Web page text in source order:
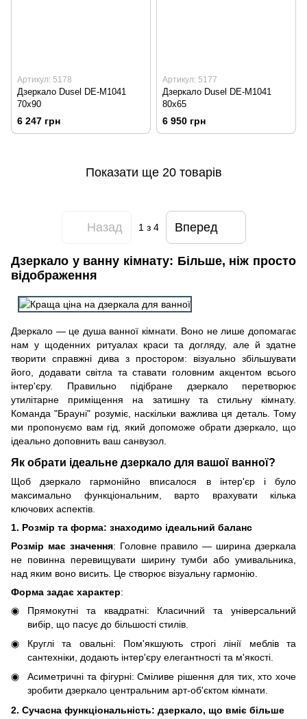
Артикул: 5178
Дзеркало Dusel DE-M1041
70x90
6 247 грн
Артикул: 5177
Дзеркало Dusel DE-M1041
80x65
6 950 грн
Показати ще 20 товарів
Назад 1з 4 Вперед
Дзеркало у ванну кімнату: Більше, ніж просто
відображення
Дзеркало — це душа ванної кімнати. Воно не лише допомагає
нам у щоденних ритуалах краси та догляду, але й здатне
творити справжні дива з простором: візуально збільшувати
його, додавати світла та ставати головним акцентом всього
інтер'єру. Правильно підібране дзеркало перетворює
утилітарне приміщення на затишну та стильну кімнату.
Команда "Брауні" розуміє, наскільки важлива ця деталь. Тому
ми пропонуємо вам гід, який допоможе обрати дзеркало, що
ідеально доповнить ваш санвузол.
Як обрати ідеальне дзеркало для вашої ванної?
Щоб дзеркало гармонійно вписалося в інтер'єр і було
максимально функціональним, варто врахувати кілька
ключових аспектів.
1. Розмір та форма: знаходимо ідеальний баланс
Розмір має значення: Головне правило — ширина дзеркала
не повинна перевищувати ширину тумби або умивальника,
над яким воно висить. Це створює візуальну гармонію.
Форма задає характер:
Прямокутні та квадратні: Класичний та універсальний
вибір, що пасує до більшості стилів.
Круглі та овальні: Пом'якшують строгі лінії меблів та
сантехніки, додають інтер'єру елегантності та м'якості.
Асиметричні та фігурні: Сміливе рішення для тих, хто хоче
зробити дзеркало центральним арт-об'єктом кімнати.
2. Сучасна функціональність: дзеркало, що вміє більше